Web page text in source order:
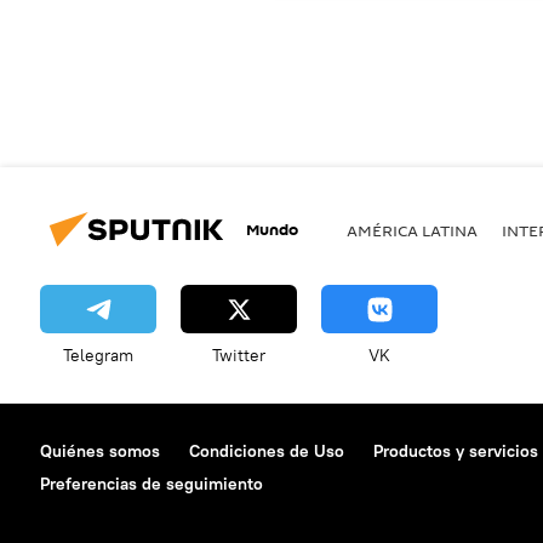
Mundo AMÉRICA LATINA
Telegram Twitter VK
Quiénes somos Condiciones de Uso
Productos y servicios
Preferencias de seguimiento